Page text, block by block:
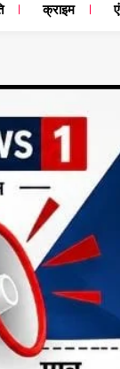
क्राइम